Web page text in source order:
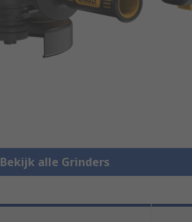
Bekijk alle Grinders